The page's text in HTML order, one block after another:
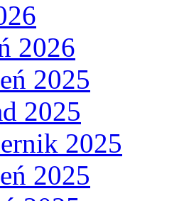
2026
2025
2025
2025
2025